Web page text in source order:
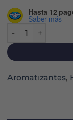
Hasta 12
Saber más
Aromatizantes,